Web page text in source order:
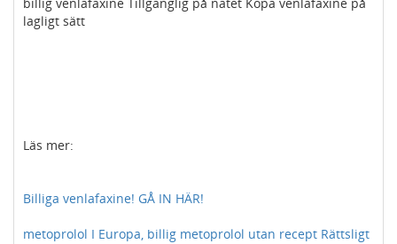
lagligt sätt
Läs mer:
Billiga venlafaxine! GÅ IN HÄR!
metoprolol I Europa, billig metoprolol utan recept Rättsligt